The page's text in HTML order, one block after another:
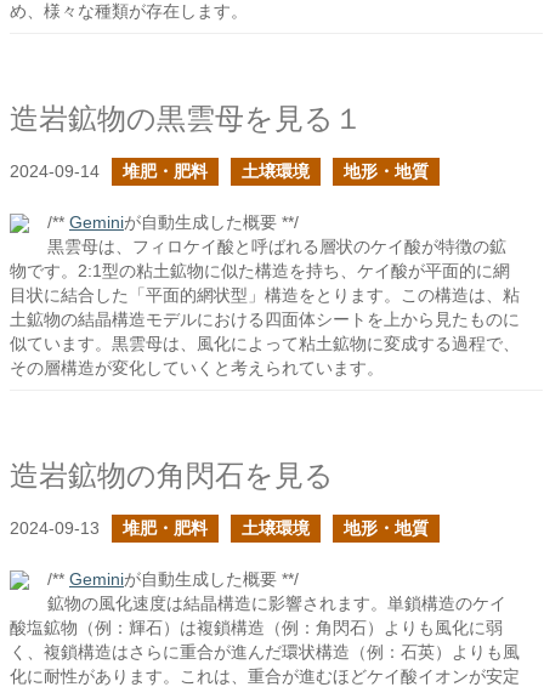
め、様々な種類が存在します。
造岩鉱物の黒雲母を見る１
2024-09-14 堆肥・肥料 土壌環境 地形・地質
/** Geminiが自動生成した概要 **/
黒雲母は、フィロケイ酸と呼ばれる層状のケイ酸が特徴の鉱
物です。2:1型の粘土鉱物に似た構造を持ち、ケイ酸が平面的に網
目状に結合した「平面的網状型」構造をとります。この構造は、粘
土鉱物の結晶構造モデルにおける四面体シートを上から見たものに
似ています。黒雲母は、風化によって粘土鉱物に変成する過程で、
その層構造が変化していくと考えられています。
造岩鉱物の角閃石を見る
2024-09-13 堆肥・肥料 土壌環境 地形・地質
/** Geminiが自動生成した概要 **/
鉱物の風化速度は結晶構造に影響されます。単鎖構造のケイ
酸塩鉱物（例：輝石）は複鎖構造（例：角閃石）よりも風化に弱
く、複鎖構造はさらに重合が進んだ環状構造（例：石英）よりも風
化に耐性があります。これは、重合が進むほどケイ酸イオンが安定